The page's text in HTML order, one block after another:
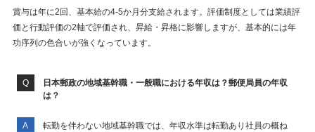
賞与は年に2回、基本給の4-5か月分支給されます。評価制度としては業績評
価と行動評価の2軸で評価され、昇給・昇格に影響しますが、基本的には年
功序列の色合いが強くなっています。
日本郵政の地域基幹職・一般職における年収は？郵便局員の年収
は？
転勤を伴わない地域基幹職では、年収水準は転勤あり社員の概ね